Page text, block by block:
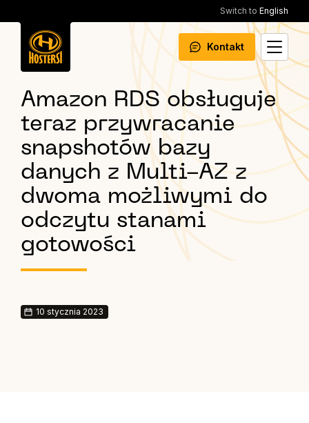
Switch to English
Kontakt
Amazon RDS obsługuje
teraz przywracanie
snapshotów bazy
danych z Multi-AZ z
dwoma możliwymi do
odczytu stanami
gotowości
10 stycznia 2023